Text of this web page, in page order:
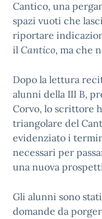
Cantico, una
spazi vuoti che
riportare
il Cantico, ma che
Dopo la lettura
alunni della III B,
Corvo, lo scrittore
triangolare del
evidenziato i
necessari per
una nuova
Gli alunni sono
domande da